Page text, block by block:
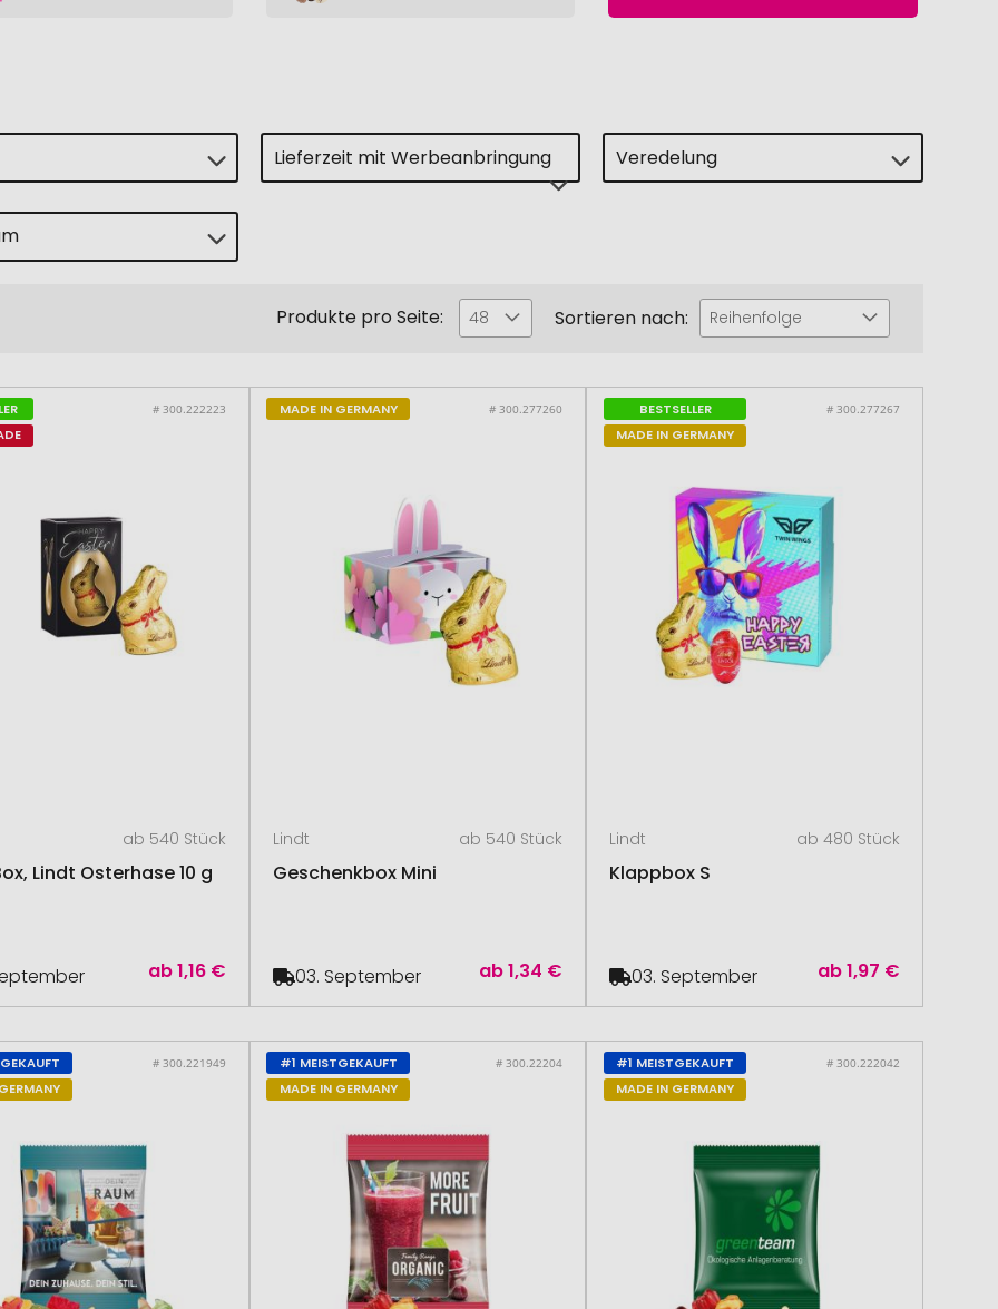
Lieferzeit mit Werbeanbringung Veredelung
Produkte pro Seite: 48 Sortieren nach: Reihenfolge
# 300.222223
ab 540 Stück
Lindt Osterhase 10 g
ab1,16 €
MADE IN GERMANY # 300.277260
Lindt ab 540 Stück
Geschenkbox Mini
ab1,34 €
03. September
BESTSELLER
MADE IN GERMANY
# 300.277267
Lindt ab 480 Stück
Klappbox S
ab1,97 €
03. September
# 300.221949
#1 MEISTGEKAUFT
MADE IN GERMANY
# 300.22204
#1 MEISTGEKAUFT
MADE IN GERMANY
# 300.222042